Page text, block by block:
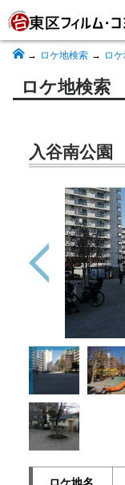
ロケ地検索 ロ
ロケ地検索
入谷南公園